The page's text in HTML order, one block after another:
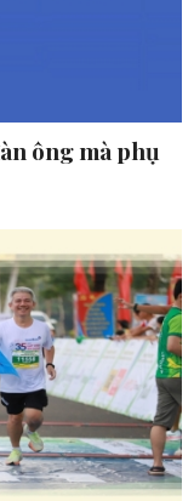
ông mà phụ